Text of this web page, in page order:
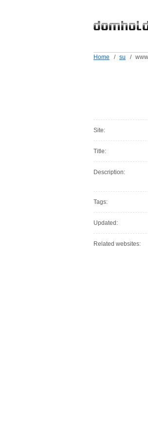
Home / su /
Site:
Title:
Description:
Tags:
Updated:
Related websites: